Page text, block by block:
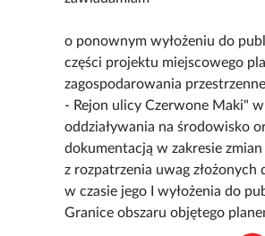
o ponownym wyłożeniu do
części projektu miejscowego
zagospodarowania
- Rejon ulicy Czerwone Maki"
oddziaływania na środowisko
dokumentacją w zakresie
z rozpatrzenia uwag złożonych
w czasie jego I wyłożenia do
Granice obszaru objętego